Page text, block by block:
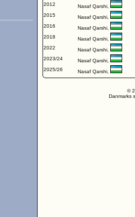
2012
Nasaf Qarshi,
2015
Nasaf Qarshi,
2016
Nasaf Qarshi,
2018
Nasaf Qarshi,
2022
Nasaf Qarshi,
2023/24
Nasaf Qarshi,
2025/26
Nasaf Qarshi,
©
Danmarks